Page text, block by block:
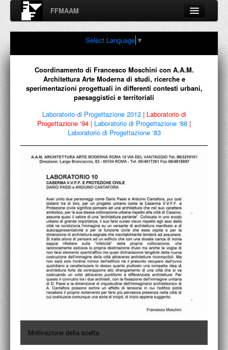
FFMAAM
Fondo Francesco Moschini
A.A.M. Architettura Arte Moderna
Percorsi, nodi, sconfinamenti e contaminazioni tra Arte,
FFMAAM
FRANCESCO MOSCHINI
PUBBLICAZIONI
CONFERENZE
COLLEZIONE
ACCADEMIA NAZIONALE DI SAN LUCA
I.E.D. / ROMA
POLITECNICO DI BARI
BIBLIOTECA FRANCESCO MOSCHINI
RECENSIONI GENERALI
Select Language ▼
Coordinamento di Francesco Moschini con A.A.M.
Architettura Arte Moderna di studi, ricerche e
sperimentazioni progettuali in differenti contesti urbani,
paesaggistici e territoriali
Laboratorio di Progettazione 2012 | Laboratorio di
Progettazione ‘94 | Laboratorio di Progettazione ‘88 |
Laboratorio di Progettazione ‘83
Motivazione della scelta